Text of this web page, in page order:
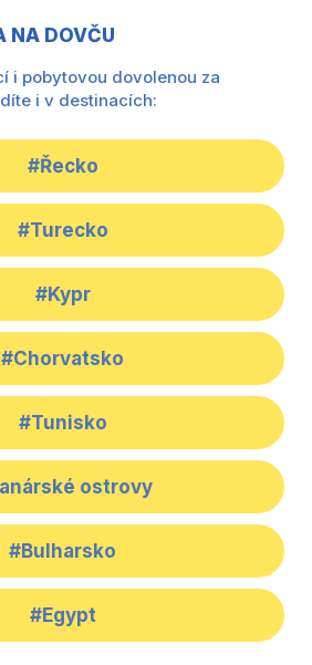
NA DOVČU
i pobytovou dovolenou za
i v destinacích:
#Řecko
#Turecko
#Kypr
#Chorvatsko
#Tunisko
ostrovy
#Bulharsko
#Egypt